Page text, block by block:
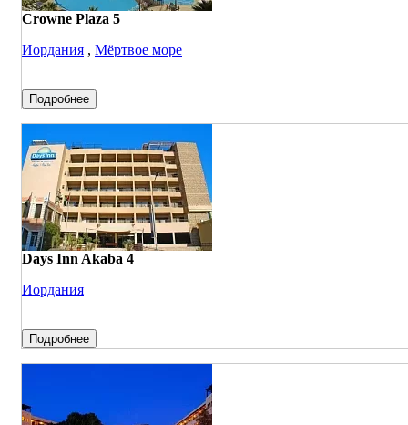
Crowne Plaza 5
Иордания , Мёртвое море
Подробнее
Days Inn Akaba 4
Иордания
Подробнее